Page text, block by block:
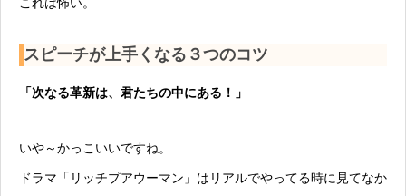
これは怖い。
スピーチが上手くなる３つのコツ
「次なる革新は、君たちの中にある！」
いや～かっこいいですね。
ドラマ「リッチプアウーマン」はリアルでやってる時に見てなか